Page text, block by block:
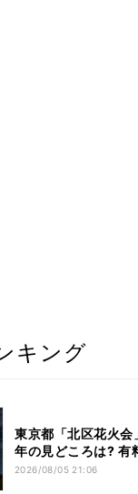
キング
東京都「北区花火
年の見どころは? 有
2026/08/05 21:06